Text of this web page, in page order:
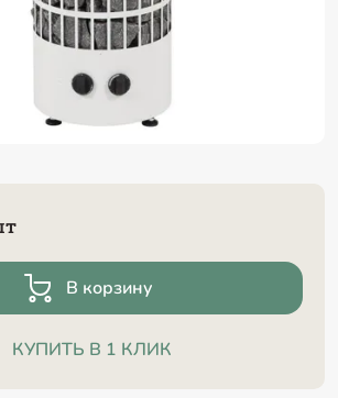
В корзину
КУПИТЬ В 1 КЛИК